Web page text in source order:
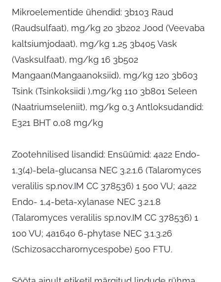
Mikroelementide ühendid: 3b103 Raud
(Raudsulfaat), mg/kg 20 3b202 Jood (Veevaba
kaltsiumjodaat), mg/kg 1,25 3b405 Vask
(Vasksulfaat), mg/kg 16 3b502
Mangaan(Mangaanoksiid), mg/kg 120 3b603
Tsink (Tsinkoksiidi ),mg/kg 110 3b801 Seleen
(Naatriumseleniit), mg/kg 0,3 Antloksudandid:
E321 BHT 0,08 mg/kg
Zootehnilised lisandid: Ensüümid: 4a22 Endo-
1,3(4)-bela-glucansa NEC 3.2.1.6 (Talaromyces
veralilis sp.nov.IM CC 378536) 1 500 VU; 4a22
Endo- 1,4-beta-xylanase NEC 3.2.1.8
(Talaromyces veralilis sp.nov.IM CC 378536) 1
100 VU; 4a1640 6-phytase NEC 3.1.3.26
(Schizosaccharornycespobe) 500 FTU.